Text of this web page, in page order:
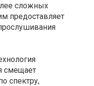
сложных
предоставляет
смещает
спектру,